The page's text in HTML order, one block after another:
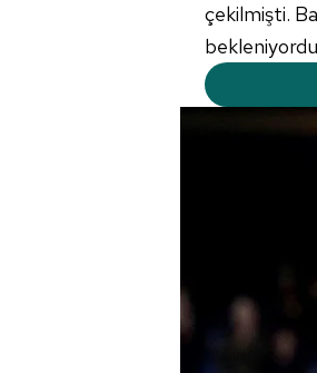
çekilmişti.